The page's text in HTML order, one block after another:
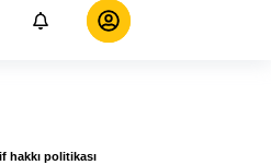
hakkı politikası